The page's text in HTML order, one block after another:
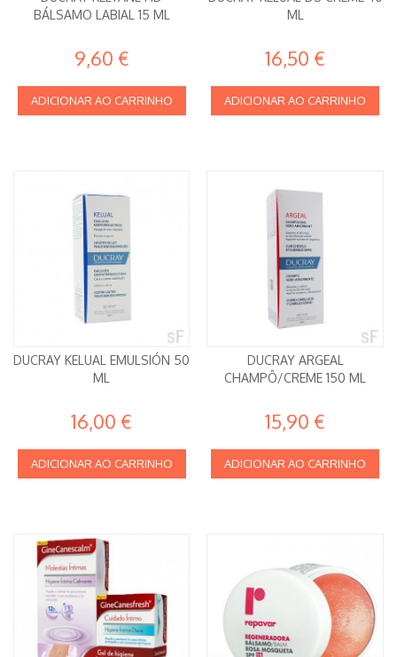
BÁLSAMO LABIAL 15 ML
9,60 €
ADICIONAR AO CARRINHO
ML
16,50 €
ADICIONAR AO CARRINHO
DUCRAY KELUAL EMULSIÓN 50
ML
16,00 €
ADICIONAR AO CARRINHO
DUCRAY ARGEAL
CHAMPÔ/CREME 150 ML
15,90 €
ADICIONAR AO CARRINHO